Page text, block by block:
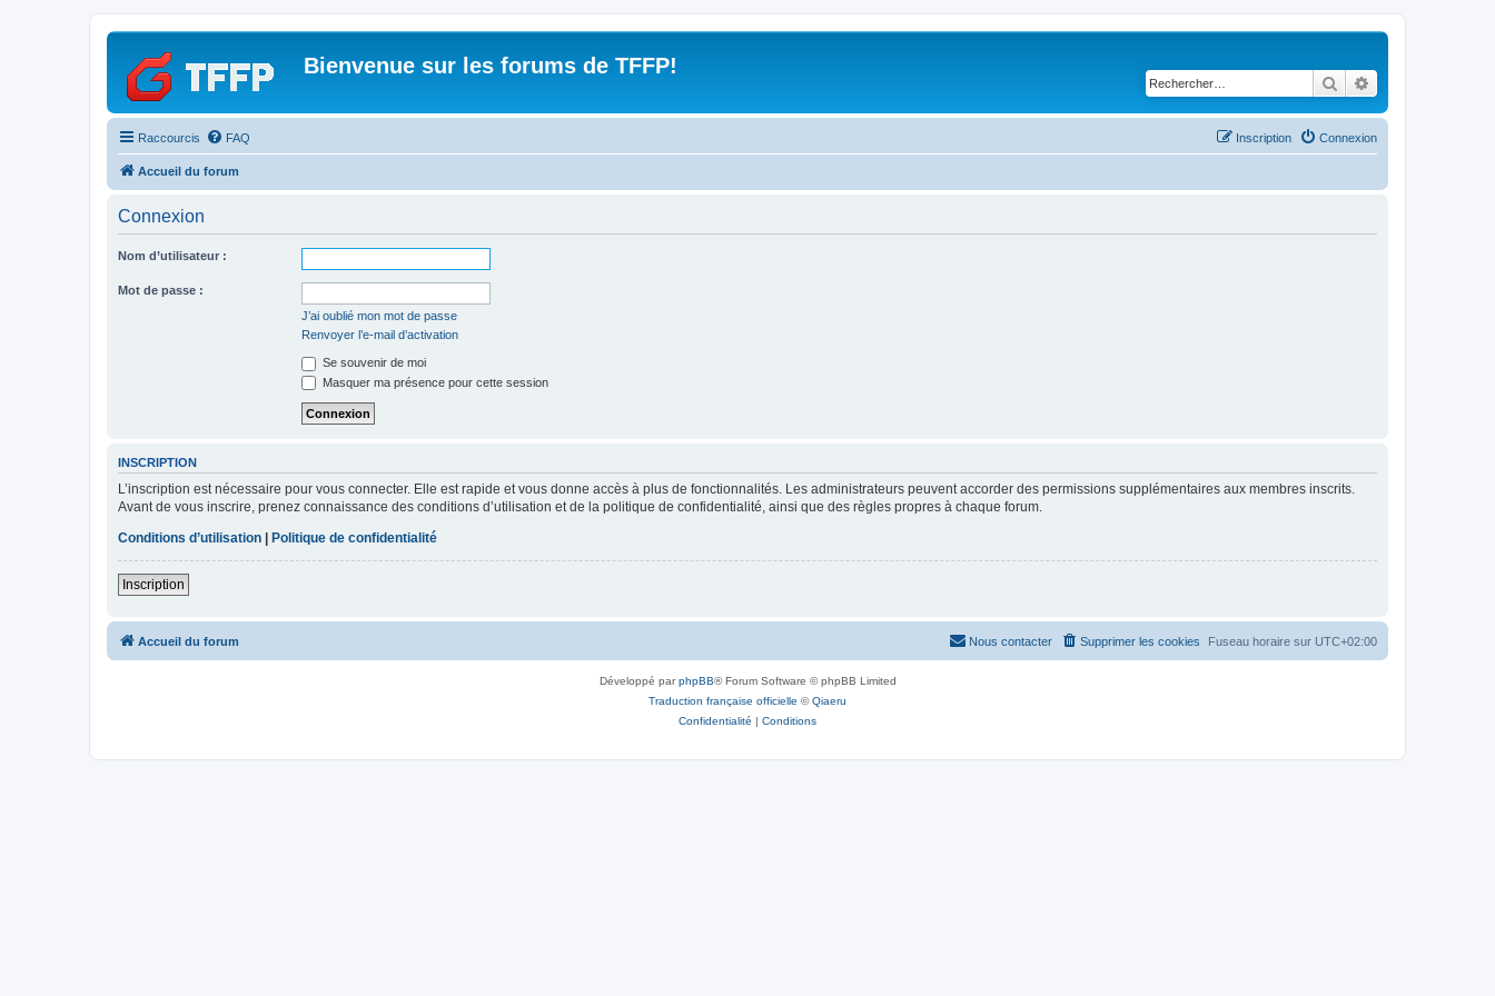
Bienvenue sur les forums de TFFP!
Rechercher
Raccourcis FAQ Connexion
Inscription
Accueil du forum
Connexion
Nom d’utilisateur :
Mot de passe :
J’ai oublié mon mot de passe
Renvoyer l’e-mail d’activation
Se souvenir de moi
Masquer ma présence pour cette session
INSCRIPTION
L’inscription est nécessaire pour vous connecter. Elle est rapide et vous donne accès à plus de fonctionnalités. Les administrateurs peuvent accorder des permissions supplémentaires aux membres inscrits.
Avant de vous inscrire, prenez connaissance des conditions d’utilisation et de la politique de confidentialité, ainsi que des règles propres à chaque forum.
Conditions d’utilisation | Politique de confidentialité
Inscription
Accueil du forum Fuseau horaire sur UTC+02:00
Supprimer les cookies
Nous contacter
Développé parphpBB® Forum Software © phpBB Limited
Traduction française officielle ©Qiaeru
Confidentialité | Conditions